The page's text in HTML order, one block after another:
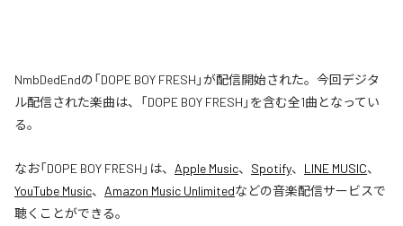
NmbDedEndの「DOPE BOY FRESH」が配信開始された。今回デジタ
ル配信された楽曲は、「DOPE BOY FRESH」を含む全1曲となってい
る。
なお「DOPE BOY FRESH 」は、 Apple Music、 Spotify、 LINE MUSIC、
YouTube Music、 Amazon Music Unlimitedなどの音楽配信サービスで
聴くことができる。